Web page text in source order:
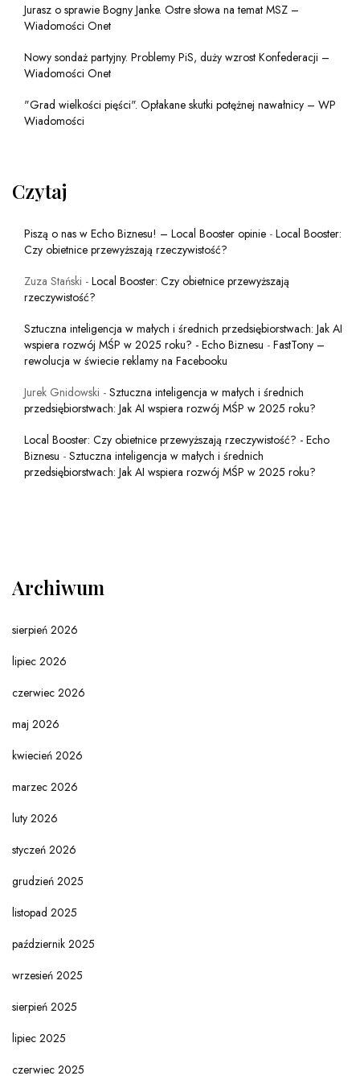
Jurasz o sprawie Bogny Janke. Ostre słowa na temat MSZ –
Wiadomości Onet
Nowy sondaż partyjny. Problemy PiS, duży wzrost Konfederacji –
Wiadomości Onet
"Grad wielkości pięści". Opłakane skutki potężnej nawałnicy – WP
Wiadomości
Czytaj
Piszą o nas w Echo Biznesu! – Local Booster opinie - Local Booster:
Czy obietnice przewyższają rzeczywistość?
Zuza Stański - Local Booster: Czy obietnice przewyższają
rzeczywistość?
Sztuczna inteligencja w małych i średnich przedsiębiorstwach: Jak AI
wspiera rozwój MŚP w 2025 roku? - Echo Biznesu - FastTony –
rewolucja w świecie reklamy na Facebooku
Jurek Gnidowski - Sztuczna inteligencja w małych i średnich
przedsiębiorstwach: Jak AI wspiera rozwój MŚP w 2025 roku?
Local Booster: Czy obietnice przewyższają rzeczywistość? - Echo
Biznesu - Sztuczna inteligencja w małych i średnich
przedsiębiorstwach: Jak AI wspiera rozwój MŚP w 2025 roku?
Archiwum
sierpień 2026
lipiec 2026
czerwiec 2026
maj 2026
kwiecień 2026
marzec 2026
luty 2026
styczeń 2026
grudzień 2025
listopad 2025
październik 2025
wrzesień 2025
sierpień 2025
lipiec 2025
czerwiec 2025